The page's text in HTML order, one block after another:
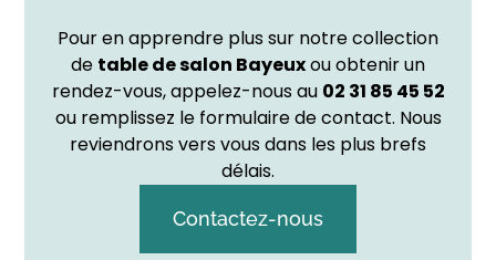
Pour en apprendre plus sur notre collection
de table de salon Bayeuxou obtenir un
rendez-vous, appelez-nous au 02 31 85 45 52
ou remplissez le formulaire de contact. Nous
reviendrons vers vous dans les plus brefs
délais.
Contactez-nous